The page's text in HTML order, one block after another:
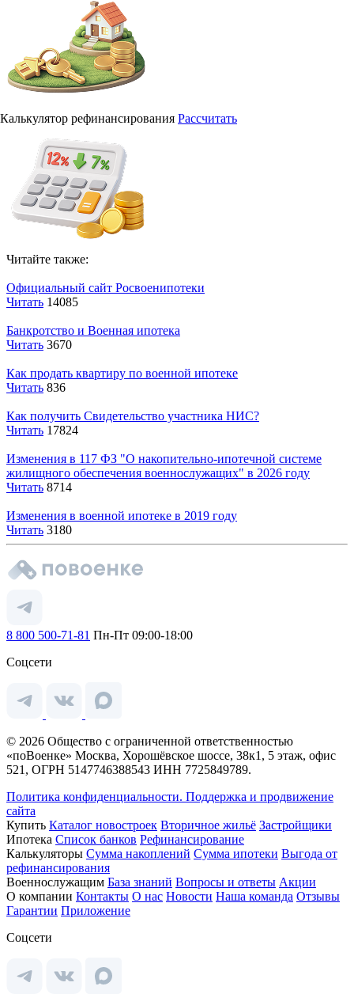
Калькулятор рефинансирования Рассчитать
Читайте также:
Официальный сайт Росвоенипотеки
Читать 14085
Банкротство и Военная ипотека
Читать 3670
Как продать квартиру по военной ипотеке
Читать 836
Как получить Свидетельство участника НИС?
Читать 17824
Изменения в 117 ФЗ "О накопительно-ипотечной системе
жилищного обеспечения военнослужащих" в 2026 году
Читать 8714
Изменения в военной ипотеке в 2019 году
Читать 3180
8 800 500-71-81 Пн-Пт 09:00-18:00
Соцсети
© 2026 Общество с ограниченной ответственностью
«поВоенке» Москва, Хорошёвское шоссе, 38к1, 5 этаж, офис
521, ОГРН 5147746388543 ИНН 7725849789.
Политика конфиденциальности. Поддержка и продвижение
сайта
Купить Каталог новостроек Вторичное жильё Застройщики
Ипотека Список банков Рефинансирование
Калькуляторы Сумма накоплений Сумма ипотеки Выгода от
рефинансирования
Военнослужащим База знаний Вопросы и ответы Акции
О компании Контакты О нас Новости Наша команда Отзывы
Гарантии Приложение
Соцсети